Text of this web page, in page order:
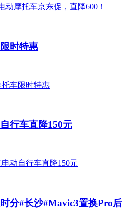
时特惠
行车直降150元
分#长沙#Mavic3置换Pro后